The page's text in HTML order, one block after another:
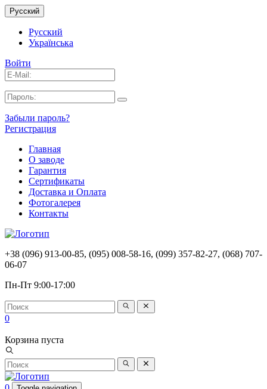
Русский
Русский
Українська
Войти
Забыли пароль?
Регистрация
Главная
О заводе
Гарантия
Сертификаты
Доставка и Оплата
Фотогалерея
Контакты
+38 (096) 913-00-85, (095) 008-58-16, (099) 357-82-27, (068) 707-
06-07
Пн-Пт 9:00-17:00
0
Корзина пуста